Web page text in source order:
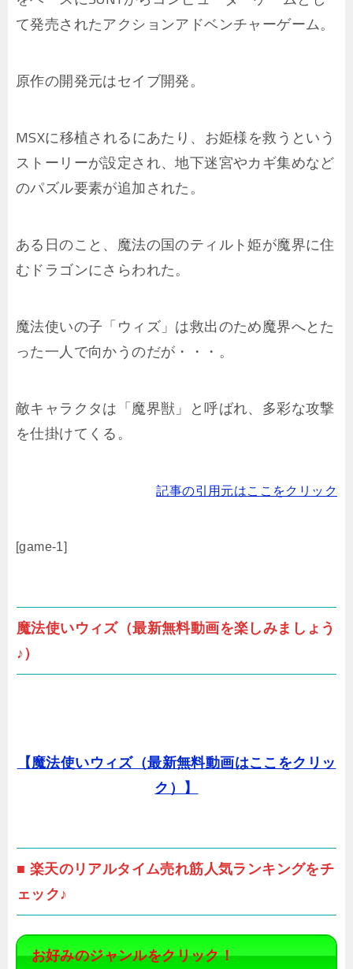
て発売されたアクションアドベンチャーゲーム。
原作の開発元はセイブ開発。
MSXに移植されるにあたり、お姫様を救うという
ストーリーが設定され、地下迷宮やカギ集めなど
のパズル要素が追加された。
ある日のこと、魔法の国のティルト姫が魔界に住
むドラゴンにさらわれた。
魔法使いの子「ウィズ」は救出のため魔界へとた
った一人で向かうのだが・・・。
敵キャラクタは「魔界獣」と呼ばれ、多彩な攻撃
を仕掛けてくる。
記事の引用元はここをクリック
[game-1]
魔法使いウィズ（最新無料動画を楽しみましょう
♪）
【魔法使いウィズ（最新無料動画はここをクリッ
ク）】
■ 楽天のリアルタイム売れ筋人気ランキングをチ
ェック♪
お好みのジャンルをクリック！